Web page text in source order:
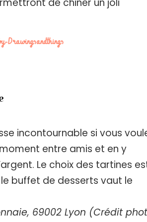
incontournable si vous
entre amis et en y
Le choix des tartines
buffet de desserts vaut le
69002 Lyon (Crédit